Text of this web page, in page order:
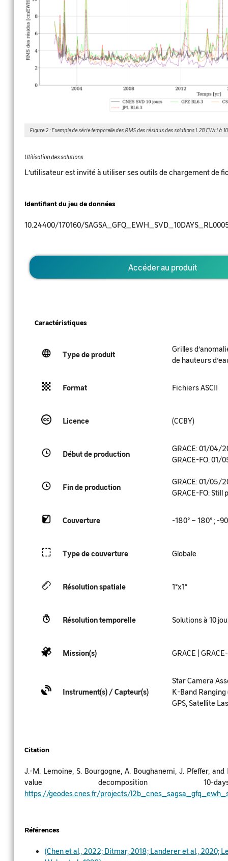
Figure 2 : Exemple de série temporelle des RMS des résidus des solutions L2B EWH à
Utilisation des solutions
L’utilisateur est invité à utiliser ses outils de chargement de
Identifiant du jeu de données
10.24400/170160/
Accéder au produit
Caractéristiques
Type de produit
Grilles
de hauteurs
Format Fichiers ASCII
Licence (CCBY)
Début de production
GRACE: 01/04/
GRACE-FO: 01/
Fin de production
GRACE: 01/05/
GRACE-FO: Still
Couverture -180° – 180° ; -
Typede couverture Globale
Résolution spatiale 1°x1°
Résolution temporelle Solutions à 10
Mission(s) GRACE |
Instrument(s) / Capteur(s)
Star Camera
K-Band Ranging
GPS, Satellite
Citation
J.-M. Lemoine, S. Bourgogne, A. Boughanemi, J. Pfeffer,
value decomposition
https://geodes.cnes.fr/projects/
Références
(Chen et al., 2022; Ditmar, 2018; Landerer et al., 2020;